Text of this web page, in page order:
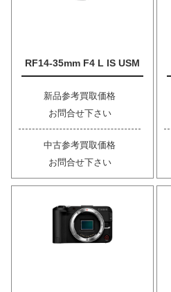
RF14-35mm F4 L IS USM
新品参考買取価格
お問合せ下さい
中古参考買取価格
お問合せ下さい